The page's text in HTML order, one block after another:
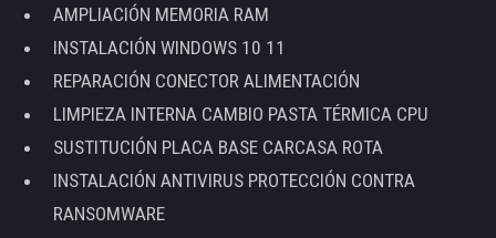
AMPLIACIÓN MEMORIA RAM
INSTALACIÓN WINDOWS 10 11
REPARACIÓN CONECTOR ALIMENTACIÓN
LIMPIEZA INTERNA CAMBIO PASTA TÉRMICA CPU
SUSTITUCIÓN PLACA BASE CARCASA ROTA
INSTALACIÓN ANTIVIRUS PROTECCIÓN CONTRA
RANSOMWARE